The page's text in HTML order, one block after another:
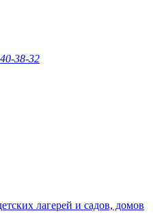
38-32
лагерей и садов, домов